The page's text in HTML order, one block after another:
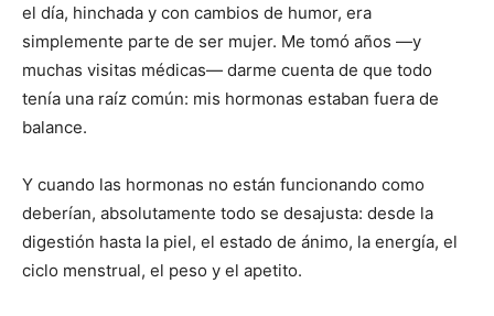
el día, hinchada y con cambios de humor, era
simplemente parte de ser mujer. Me tomó años —y
muchas visitas médicas— darme cuenta de que todo
tenía una raíz común: mis hormonas estaban fuera de
balance.
Y cuando las hormonas no están funcionando como
deberían, absolutamente todo se desajusta: desde la
digestión hasta la piel, el estado de ánimo, la energía, el
ciclo menstrual, el peso y el apetito.